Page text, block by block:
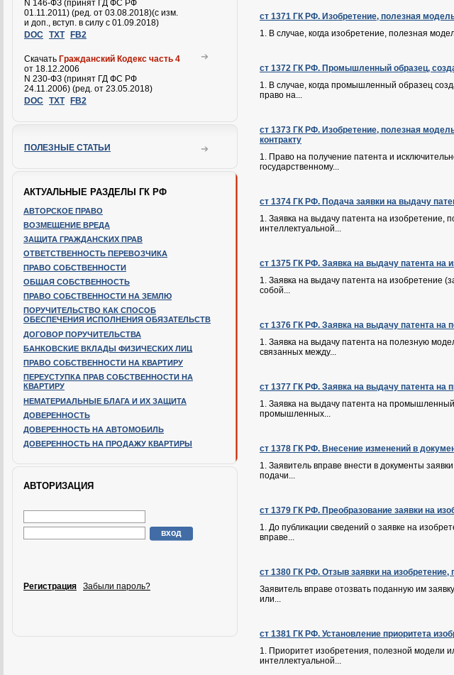
ст 1371 ГК РФ. Изобретение, полезная
1. В случае, когда изобретение, полезная
ст 1372 ГК РФ. Промышленный образец,
1. В случае, когда промышленный образец
право на...
ст 1373 ГК РФ. Изобретение, полезная
контракту
1. Право на получение патента и
государственному...
ст 1374 ГК РФ. Подача заявки на выдачу
1. Заявка на выдачу патента на
интеллектуальной...
ст 1375 ГК РФ. Заявка на выдачу патента на
1. Заявка на выдачу патента на изобретение
собой...
ст 1376 ГК РФ. Заявка на выдачу патента на
1. Заявка на выдачу патента на полезную
связанных между...
ст 1377 ГК РФ. Заявка на выдачу патента
1. Заявка на выдачу патента на
промышленных...
ст 1378 ГК РФ. Внесение изменений в
1. Заявитель вправе внести в документы
подачи...
ст 1379 ГК РФ. Преобразование заявки на
1. До публикации сведений о заявке на
вправе...
ст 1380 ГК РФ. Отзыв заявки на
Заявитель вправе отозвать поданную им
или...
ст 1381 ГК РФ. Установление приоритета
1. Приоритет изобретения, полезной модели
интеллектуальной...
N 146-ФЗ (принят ГД ФС РФ
01.11.2011) (ред. от 03.08.2018)(с изм.
и доп., вступ. в силу с 01.09.2018)
DOC TXT FB2
Скачать Гражданский Кодекс часть 4
от 18.12.2006
N 230-ФЗ (принят ГД ФС РФ
24.11.2006) (ред. от 23.05.2018)
DOC TXT FB2
ПОЛЕЗНЫЕ СТАТЬИ
АКТУАЛЬНЫЕ РАЗДЕЛЫ ГК РФ
АВТОРСКОЕ ПРАВО
ВОЗМЕЩЕНИЕ ВРЕДА
ЗАЩИТА ГРАЖДАНСКИХ ПРАВ
ОТВЕТСТВЕННОСТЬ ПЕРЕВОЗЧИКА
ПРАВО СОБСТВЕННОСТИ
ОБЩАЯ СОБСТВЕННОСТЬ
ПРАВО СОБСТВЕННОСТИ НА ЗЕМЛЮ
ПОРУЧИТЕЛЬСТВО КАК СПОСОБ
ОБЕСПЕЧЕНИЯ ИСПОЛНЕНИЯ ОБЯЗАТЕЛЬСТВ
ДОГОВОР ПОРУЧИТЕЛЬСТВА
БАНКОВСКИЕ ВКЛАДЫ ФИЗИЧЕСКИХ ЛИЦ
ПРАВО СОБСТВЕННОСТИ НА КВАРТИРУ
ПЕРЕУСТУПКА ПРАВ СОБСТВЕННОСТИ НА
КВАРТИРУ
НЕМАТЕРИАЛЬНЫЕ БЛАГА И ИХ ЗАЩИТА
ДОВЕРЕННОСТЬ
ДОВЕРЕННОСТЬ НА АВТОМОБИЛЬ
ДОВЕРЕННОСТЬ НА ПРОДАЖУ КВАРТИРЫ
АВТОРИЗАЦИЯ
Регистрация Забыли пароль?